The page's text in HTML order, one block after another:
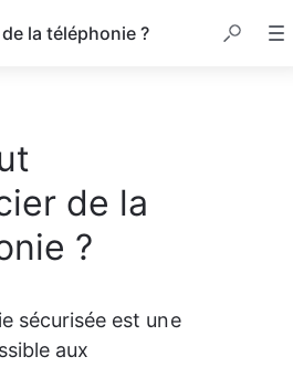
la téléphonie ?
de la
?
sécurisée est une
aux